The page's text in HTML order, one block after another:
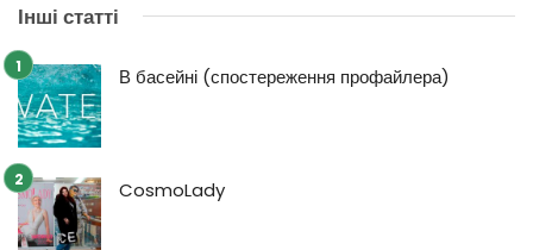
Інші статті
В басейні (спостереження профайлера)
CosmoLady